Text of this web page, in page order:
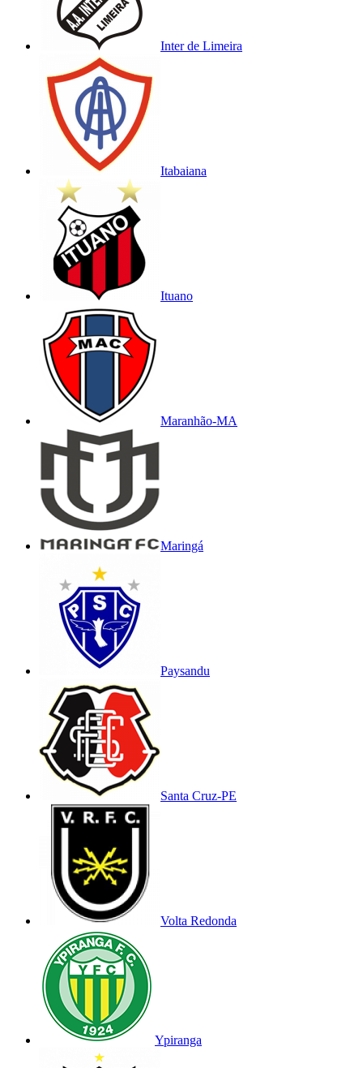
Inter de Limeira
Itabaiana
Ituano
Maranhão-MA
Maringá
Paysandu
Santa Cruz-PE
Volta Redonda
Ypiranga